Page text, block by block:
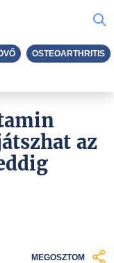
az
MEGOSZTOM
OSTEOARTHRITIS